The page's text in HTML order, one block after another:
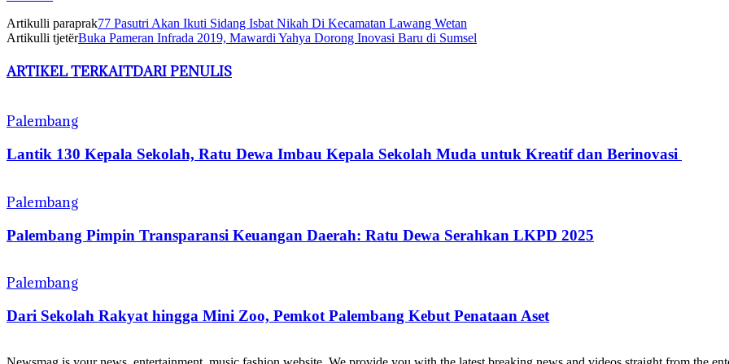
Artikulli paraprak77 Pasutri Akan Ikuti Sidang Isbat Nikah Di Kecamatan Lawang Wetan
Artikulli tjetërBuka Pameran Infrada 2019, Mawardi Yahya Dorong Inovasi Baru di Sumsel
ARTIKEL TERKAITDARI PENULIS
Palembang
Lantik 130 Kepala Sekolah, Ratu Dewa Imbau Kepala Sekolah Muda untuk Kreatif dan Berinovasi
Palembang
Palembang Pimpin Transparansi Keuangan Daerah: Ratu Dewa Serahkan LKPD 2025
Palembang
Dari Sekolah Rakyat hingga Mini Zoo, Pemkot Palembang Kebut Penataan Aset